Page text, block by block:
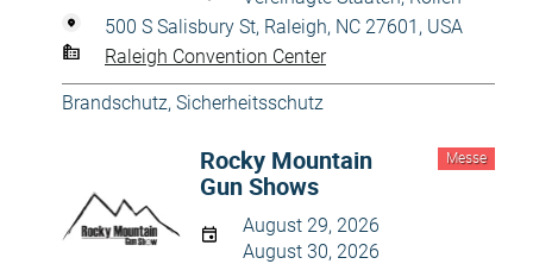
500 S Salisbury St, Raleigh, NC 27601, USA
Raleigh Convention Center
Brandschutz, Sicherheitsschutz
Messe
Rocky Mountain
Gun Shows
August 29, 2026
August 30, 2026